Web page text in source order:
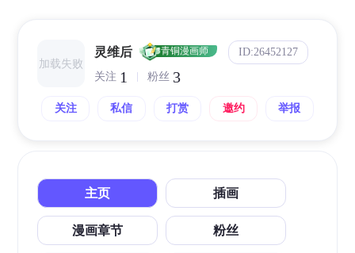
加载失败
灵维后 青铜漫画师 ID:26452127
关注 1 粉丝 3
关注 私信 打赏 邀约 举报
主页 插画
漫画章节 粉丝